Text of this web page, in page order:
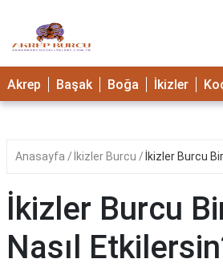
Akrep Başak Boğa İkizler
Anasayfa İkizler Burcu İkizler Burcu
İkizler Burcu Bir
Nasıl